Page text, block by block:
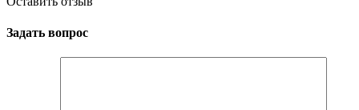
Задать вопрос